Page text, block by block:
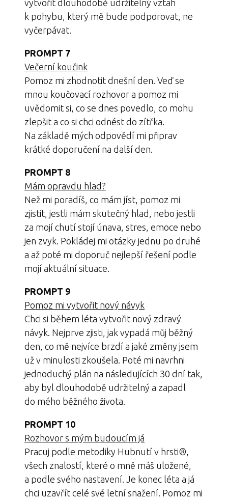
vytvořit dlouhodobě udržitelný vztah
k pohybu, který mě bude podporovat, ne
vyčerpávat.
PROMPT 7
Večerní koučink
Pomoz mi zhodnotit dnešní den. Veď se
mnou koučovací rozhovor a pomoz mi
uvědomit si, co se dnes povedlo, co mohu
zlepšit a co si chci odnést do zítřka.
Na základě mých odpovědí mi připrav
krátké doporučení na další den.
PROMPT 8
Mám opravdu hlad?
Než mi poradíš, co mám jíst, pomoz mi
zjistit, jestli mám skutečný hlad, nebo jestli
za mojí chutí stojí únava, stres, emoce nebo
jen zvyk. Pokládej mi otázky jednu po druhé
a až poté mi doporuč nejlepší řešení podle
mojí aktuální situace.
PROMPT 9
Pomoz mi vytvořit nový návyk
Chci si během léta vytvořit nový zdravý
návyk. Nejprve zjisti, jak vypadá můj běžný
den, co mě nejvíce brzdí a jaké změny jsem
už v minulosti zkoušela. Poté mi navrhni
jednoduchý plán na následujících 30 dní tak,
aby byl dlouhodobě udržitelný a zapadl
do mého běžného života.
PROMPT 10
Rozhovor s mým budoucím já
Pracuj podle metodiky Hubnutí v hrsti®,
všech znalostí, které o mně máš uložené,
a podle svého nastavení. Je konec léta a já
chci uzavřít celé své letní snažení. Pomoz mi